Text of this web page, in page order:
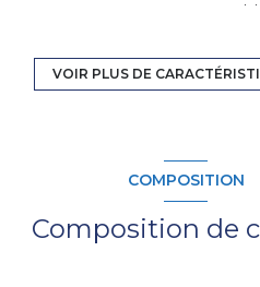
(gaz)
VOIR PLUS DE
COMPOSITION
Composition de